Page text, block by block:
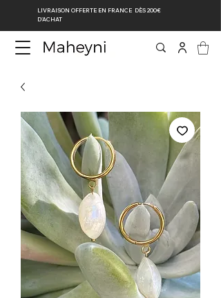
LIVRAISON OFFERTE EN FRANCE DÈS 200€
D’ACHAT